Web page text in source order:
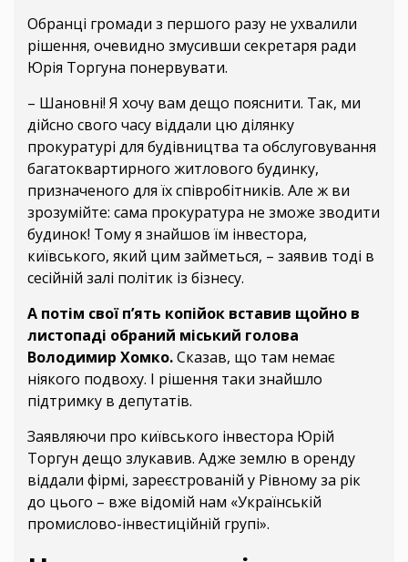
Обранці громади з першого разу не ухвалили
рішення, очевидно змусивши секретаря ради
Юрія Торгуна понервувати.
– Шановні! Я хочу вам дещо пояснити. Так, ми
дійсно свого часу віддали цю ділянку
прокуратурі для будівництва та обслуговування
багатоквартирного житлового будинку,
призначеного для їх співробітників. Але ж ви
зрозумійте: сама прокуратура не зможе зводити
будинок! Тому я знайшов їм інвестора,
київського, який цим займеться, – заявив тоді в
сесійній залі політик із бізнесу.
А потім свої п’ять копійок вставив щойно в
листопаді обраний міський голова
Володимир Хомко.Сказав, що там немає
ніякого подвоху. І рішення таки знайшло
підтримку в депутатів.
Заявляючи про київського інвестора Юрій
Торгун дещо злукавив. Адже землю в оренду
віддали фірмі, зареєстрованій у Рівному за рік
до цього – вже відомій нам «Українській
промислово-інвестиційній групі».